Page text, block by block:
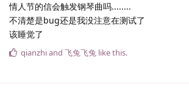
情人节的信会触发钢琴曲吗........
不清楚是bug还是我没注意在测试了
该睡觉了
qianzhiand 飞兔飞兔 like this.